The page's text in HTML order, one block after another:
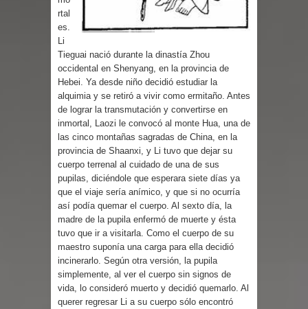
Parte 03: Reflexiones
rtal
es.
Li
Tieguai nació durante la dinastía Zhou
occidental en Shenyang, en la provincia de
Hebei. Ya desde niño decidió estudiar la
alquimia y se retiró a vivir como ermitaño. Antes
de lograr la transmutación y convertirse en
inmortal, Laozi le convocó al monte Hua, una de
las cinco montañas sagradas de China, en la
provincia de Shaanxi, y Li tuvo que dejar su
cuerpo terrenal al cuidado de una de sus
pupilas, diciéndole que esperara siete días ya
que el viaje sería anímico, y que si no ocurría
así podía quemar el cuerpo. Al sexto día, la
madre de la pupila enfermó de muerte y ésta
tuvo que ir a visitarla. Como el cuerpo de su
maestro suponía una carga para ella decidió
incinerarlo. Según otra versión, la pupila
simplemente, al ver el cuerpo sin signos de
vida, lo consideró muerto y decidió quemarlo. Al
querer regresar Li a su cuerpo sólo encontró